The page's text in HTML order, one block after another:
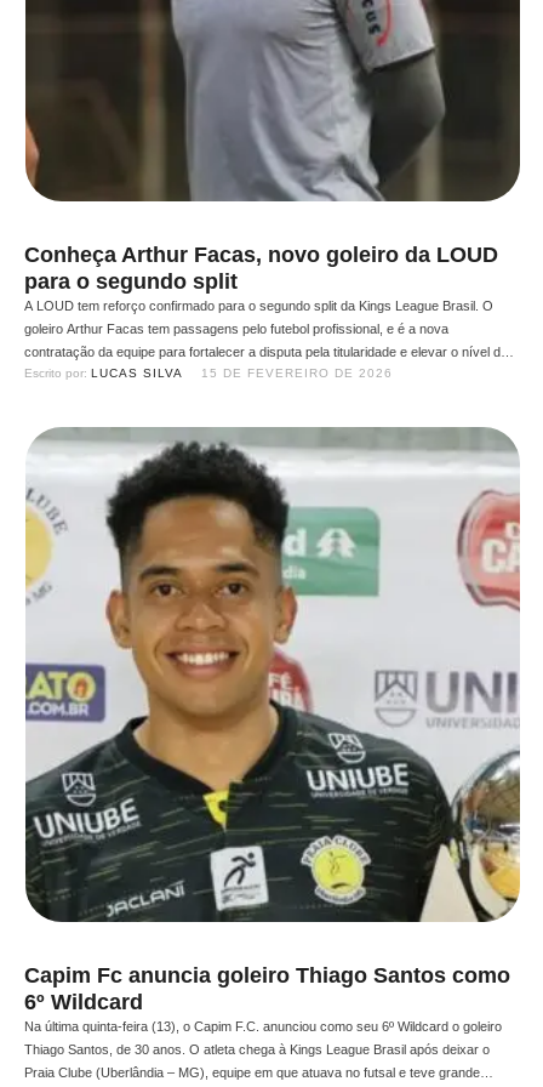
Conheça Arthur Facas, novo goleiro da LOUD
para o segundo split
A LOUD tem reforço confirmado para o segundo split da Kings League Brasil. O
goleiro Arthur Facas tem passagens pelo futebol profissional, e é a nova
contratação da equipe para fortalecer a disputa pela titularidade e elevar o nível do
elenco. Em entrevista ao Arena Kings League, o arqueiro falou sobre sua trajetória,
Escrito por: LUCAS SILVA 15 DE FEVEREIRO DE 2026
Capim Fc anuncia goleiro Thiago Santos como
6º Wildcard
Na última quinta-feira (13), o Capim F.C. anunciou como seu 6º Wildcard o goleiro
Thiago Santos, de 30 anos. O atleta chega à Kings League Brasil após deixar o
Praia Clube (Uberlândia – MG), equipe em que atuava no futsal e teve grande